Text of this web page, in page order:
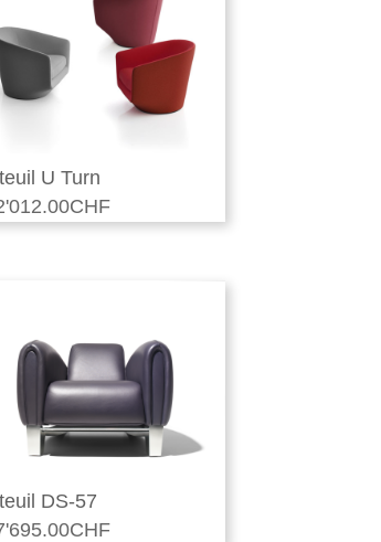
U Turn
CHF
DS-57
CHF